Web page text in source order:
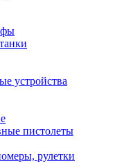
устройства
пистолеты
рулетки